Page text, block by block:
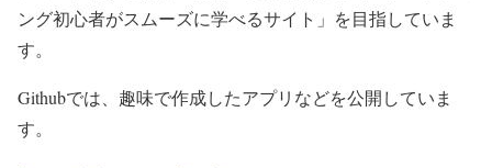
ング初心者がスムーズに学べるサイト」を目指していま
す。
Githubでは、趣味で作成したアプリなどを公開していま
す。